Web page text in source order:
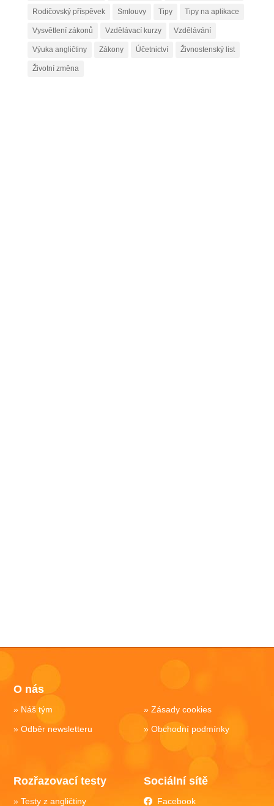
Rodičovský příspěvek Smlouvy Tipy Tipy na aplikace
Vysvětlení zákonů Vzdělávací kurzy Vzdělávání
Výuka angličtiny Zákony Účetnictví Živnostenský list
Životní změna
O nás
Náš tým
Odběr newsletteru
Zásady cookies
Obchodní podmínky
Rozřazovací testy
Testy z angličtiny
Sociální sítě
Facebook